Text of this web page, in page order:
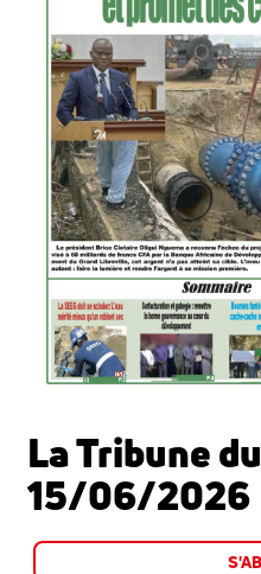
La Tribune
15/06/2026